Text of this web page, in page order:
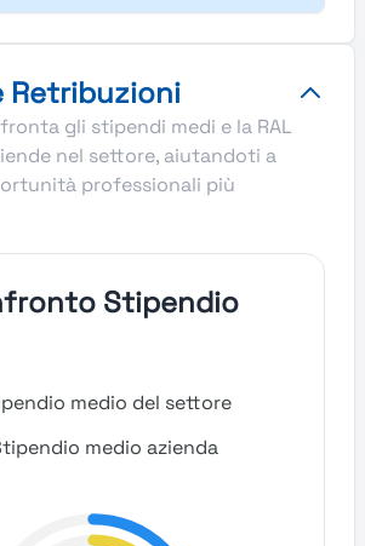
Retribuzioni
gli stipendi medi e la RAL
nel settore, aiutandoti a
professionali più
Stipendio
medio del settore
medio azienda